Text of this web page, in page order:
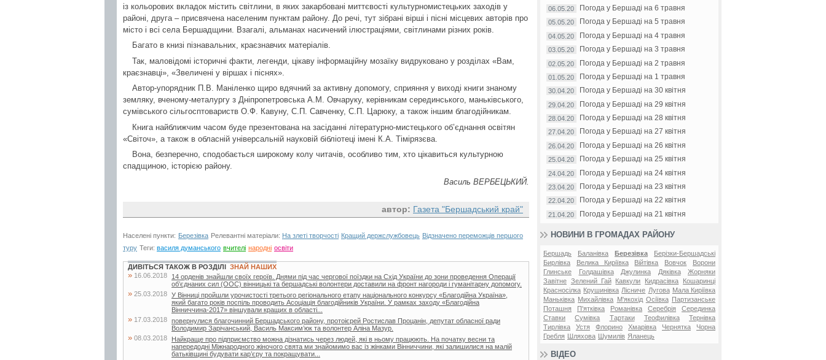
із кольорових вкладок містить світлини, в яких закарбовані миттєвості культурномистецьких заходів у
районі, друга – присвячена населеним пунктам району. До речі, тут зібрані вірші і пісні місцевих авторів про
місто і всі села Бершадщини. Взагалі, альманах насичений ілюстраціями, світлинами різних років.
Багато в книзі пізнавальних, краєзнавчих матеріалів.
Так, маловідомі історичні факти, легенди, цікаву інформаційну мозаїку видруковано у розділах «Вам,
краєзнавці», «Звеличені у віршах і піснях».
Автор-упорядник П.В. Маніленко щиро вдячний за активну допомогу, сприяння у виході книги знаному
земляку, вченому-металургу з Дніпропетровська А.М. Овчаруку, керівникам серединського, маньківського,
сумівського сільгосптовариств О.Ф. Кавуну, С.П. Савченку, С.П. Царюку, а також іншим благодійникам.
Книга найближчим часом буде презентована на засіданні літературно-мистецького об’єднання освітян
«Світоч», а також в обласній універсальній науковій бібліотеці імені К.А. Тімірязєва.
Вона, безперечно, сподобається широкому колу читачів, особливо тим, хто цікавиться культурною
спадщиною, історією району.
Василь ВЕРБЕЦЬКИЙ.
автор: Газета "Бершадський край"
Населені пункти: Березівка Релевантні матеріали: На злеті творчості Кращий держслужбовець Відзначено переможців першого
туру Теги: василя думанського вчителі народні освіти
ДИВІТЬСЯ ТАКОЖ В РОЗДІЛІ ЗНАЙ НАШИХ
» 16.06.2018
14 орденів знайшли своїх героїв. Днями під час чергової поїздки на Схід України до зони проведення Операції
об’єднаних сил (ООС) вінницькі та бершадські волонтери доставили на фронт нагороди і гуманітарну допомогу.
» 25.03.2018 У Вінниці пройшли урочистості третього регіонального етапу національного конкурсу «Благодійна Україна»,
який багато років поспіль проводить Асоціація благодійників України. У рамках заходу «Благодійна
Вінниччина-2017» віншували кращих в області...
» 17.03.2018 повернулися благочинний Бершадського району, протоієрей Ростислав Процанін, депутат обласної ради
Володимир Зарічанський, Василь Максим’юк та волонтер Аліна Мазур.
» 08.03.2018
Найкраще про підприємство можна дізнатись через людей, які в ньому працюють. На початку весни та
напередодні Міжнародного жіночого свята ми знайомимо вас із жінками Вінниччини, які залишилися на малій
батьківщині будувати кар’єру та покращувати...
06.05.20 Погода у Бершаді на 6 травня
05.05.20 Погода у Бершаді на 5 травня
04.05.20 Погода у Бершаді на 4 травня
03.05.20 Погода у Бершаді на 3 травня
02.05.20 Погода у Бершаді на 2 травня
01.05.20 Погода у Бершаді на 1 травня
30.04.20 Погода у Бершаді на 30 квітня
29.04.20 Погода у Бершаді на 29 квітня
28.04.20 Погода у Бершаді на 28 квітня
27.04.20 Погода у Бершаді на 27 квітня
26.04.20 Погода у Бершаді на 26 квітня
25.04.20 Погода у Бершаді на 25 квітня
24.04.20 Погода у Бершаді на 24 квітня
23.04.20 Погода у Бершаді на 23 квітня
22.04.20 Погода у Бершаді на 22 квітня
21.04.20 Погода у Бершаді на 21 квітня
НОВИНИ В ГРОМАДАХ РАЙОНУ
Бершадь Баланівка Березівка
Берізки-Бершадські
Бирлівка
Велика Киріївка Війтівка Вовчок
Ворони
Глинське
Голдашівка Джулинка Дяківка
Жорняки
Завітне Зелений Гай Кавкули Кидрасівка
Кошаринці
Красносілка Крушинівка Лісниче Лугова Мала Киріївка
Маньківка Михайлівка М'якохід Осіївка
Партизанське
Поташня
П'ятківка Романівка Серебрія
Серединка
Ставки
Сумівка Тартаки Теофилівка
Тернівка
Тирлівка
Устя Флорино Хмарівка Чернятка
Чорна
Гребля
Шляхова Шумилів Яланець
ВІДЕО